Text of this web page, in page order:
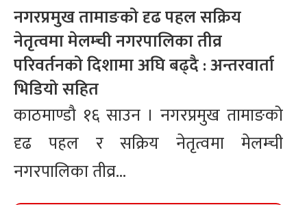
नगरप्रमुख तामाङको दृढ पहल सक्रिय
नेतृत्वमा मेलम्ची नगरपालिका तीव्र
परिवर्तनको दिशामा अघि बढ्दै : अन्तरवार्ता
भिडियो सहित
काठमाण्डौ १६ साउन । नगरप्रमुख तामाङको
दृढ पहल र सक्रिय नेतृत्वमा मेलम्ची
नगरपालिका तीव्र...